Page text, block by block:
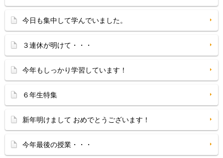
今日も集中して学んでいました。
３連休が明けて・・・
今年もしっかり学習しています！
６年生特集
新年明けまして おめでとうございます！
今年最後の授業・・・